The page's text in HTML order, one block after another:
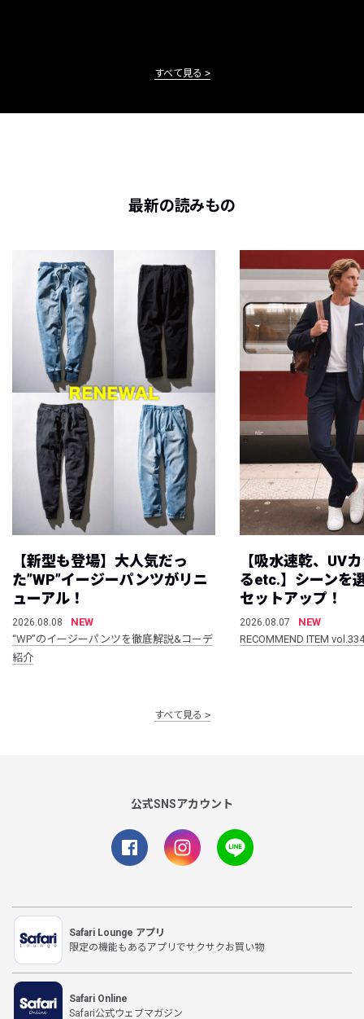
すべて見る
最新の読みもの
【新型も登場】大人気だっ
た”WP”イージーパンツがリニ
ューアル！
2026.08.08
NEW
“WP”のイージーパンツを徹底解説&コーデ
紹介
【吸水速乾、UV
るetc.】シーンを
セットアップ！
2026.08.07
NEW
RECOMMEND ITEM vol.334
すべて見る
公式SNSアカウント
Safari Lounge アプリ
限定の機能もあるアプリでサクサクお買い物
Safari Online
Safari公式ウェブマガジン